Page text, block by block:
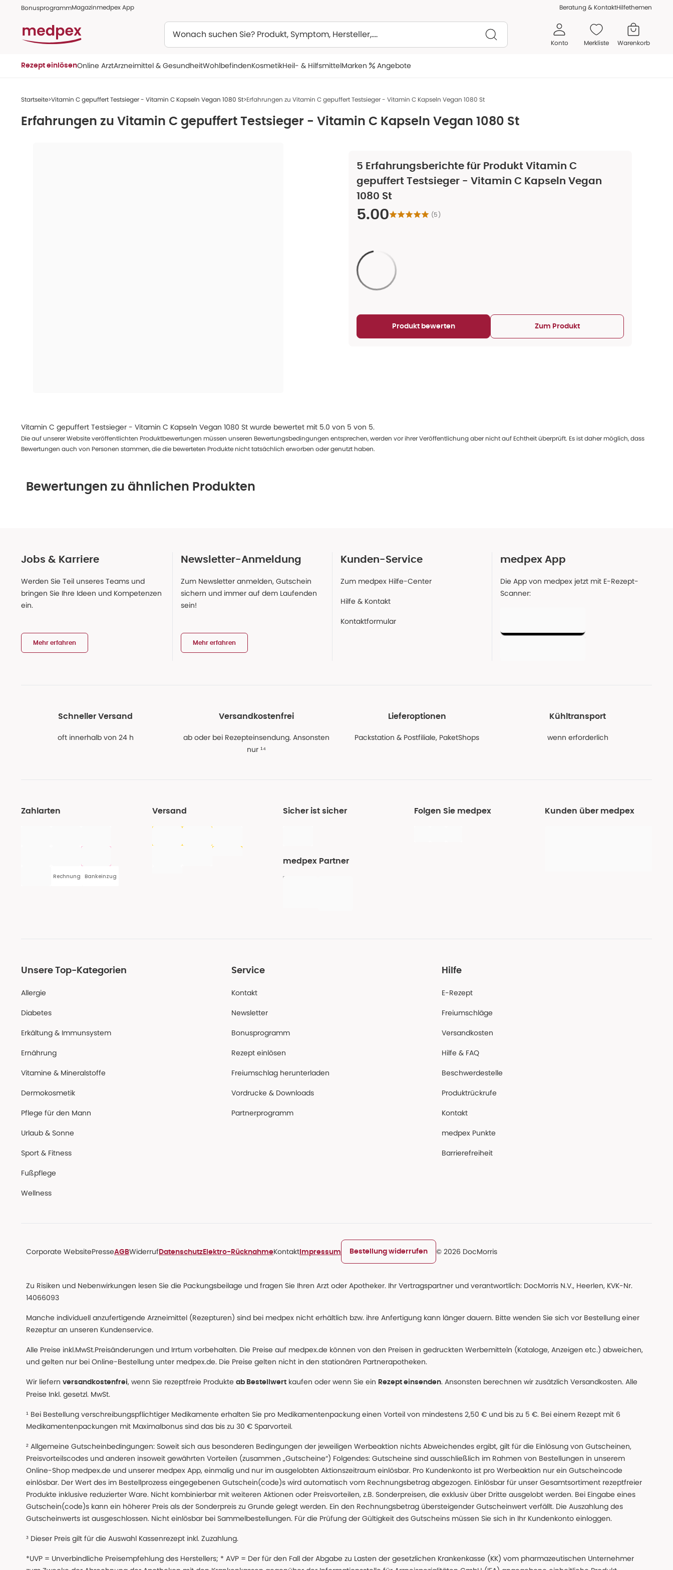
BonusprogrammMagazinmedpex App Beratung & KontaktHilfethemen
Konto Merkliste Warenkorb
Rezept einlösenOnline ArztArzneimittel & GesundheitWohlbefindenKosmetikHeil- & HilfsmittelMarken Angebote
Startseite Vitamin C gepuffert Testsieger - Vitamin C Kapseln Vegan 1080 St Erfahrungen zu Vitamin C gepuffert Testsieger - Vitamin C Kapseln Vegan 1080 St
Erfahrungen zu Vitamin C gepuffert Testsieger - Vitamin C Kapseln Vegan 1080 St
5 Erfahrungsberichte für Produkt Vitamin C
gepuffert Testsieger - Vitamin C Kapseln Vegan
1080 St
5.00 (5)
Aktualisieren...
Produkt bewerten Zum Produkt
Vitamin C gepuffert Testsieger - Vitamin C Kapseln Vegan 1080 St wurde bewertet mit 5.0 von 5 von 5.
Die auf unserer Website veröffentlichten Produktbewertungen müssen unseren Bewertungsbedingungen entsprechen, werden vor ihrer Veröffentlichung aber nicht auf Echtheit überprüft. Es ist daher möglich, dass
Bewertungen auch von Personen stammen, die die bewerteten Produkte nicht tatsächlich erworben oder genutzt haben.
Bewertungen zu ähnlichen Produkten
Jobs & Karriere
Werden Sie Teil unseres Teams und
bringen Sie Ihre Ideen und Kompetenzen
ein.
Mehr erfahren
Newsletter-Anmeldung
Zum Newsletter anmelden, Gutschein
sichern und immer auf dem Laufenden
sein!
Mehr erfahren
Kunden-Service
Zum medpex Hilfe-Center
Hilfe & Kontakt
Kontaktformular
medpex App
Die App von medpex jetzt mit E-Rezept-
Scanner:
Schneller Versand
oft innerhalb von 24 h
Versandkostenfrei
ab oder bei Rezepteinsendung. Ansonsten
nur ¹⁴
Lieferoptionen
Packstation & Postfiliale, PaketShops
Kühltransport
wenn erforderlich
Zahlarten
Rechnung Bankeinzug
Versand Sicher ist sicher
medpex Partner
Folgen Sie medpex Kunden über medpex
Unsere Top-Kategorien
Allergie
Diabetes
Erkältung & Immunsystem
Ernährung
Vitamine & Mineralstoffe
Dermokosmetik
Pflege für den Mann
Urlaub & Sonne
Sport & Fitness
Fußpflege
Wellness
Service
Kontakt
Newsletter
Bonusprogramm
Rezept einlösen
Freiumschlag herunterladen
Vordrucke & Downloads
Partnerprogramm
Hilfe
E-Rezept
Freiumschläge
Versandkosten
Hilfe & FAQ
Beschwerdestelle
Produktrückrufe
Kontakt
medpex Punkte
Barrierefreiheit
Corporate WebsitePresseAGBWiderruf Datenschutz Elektro-RücknahmeKontakt Impressum Bestellung widerrufen © 2026 DocMorris
Zu Risiken und Nebenwirkungen lesen Sie die Packungsbeilage und fragen Sie Ihren Arzt oder Apotheker. Ihr Vertragspartner und verantwortlich: DocMorris N.V., Heerlen, KVK-Nr.
14066093
Manche individuell anzufertigende Arzneimittel (Rezepturen) sind bei medpex nicht erhältlich bzw. ihre Anfertigung kann länger dauern. Bitte wenden Sie sich vor Bestellung einer
Rezeptur an unseren Kundenservice.
Alle Preise inkl.MwSt.Preisänderungen und Irrtum vorbehalten. Die Preise auf medpex.de können von den Preisen in gedruckten Werbemitteln (Kataloge, Anzeigen etc.) abweichen,
und gelten nur bei Online-Bestellung unter medpex.de. Die Preise gelten nicht in den stationären Partnerapotheken.
Wir liefern versandkostenfrei, wenn Sie rezeptfreie Produkte ab Bestellwert kaufen oder wenn Sie ein Rezept einsenden. Ansonsten berechnen wir zusätzlich Versandkosten. Alle
Preise Inkl. gesetzl. MwSt.
¹ Bei Bestellung verschreibungspflichtiger Medikamente erhalten Sie pro Medikamentenpackung einen Vorteil von mindestens 2,50 € und bis zu 5 €. Bei einem Rezept mit 6
Medikamentenpackungen mit Maximalbonus sind das bis zu 30 € Sparvorteil.
² Allgemeine Gutscheinbedingungen: Soweit sich aus besonderen Bedingungen der jeweiligen Werbeaktion nichts Abweichendes ergibt, gilt für die Einlösung von Gutscheinen,
Preisvorteilscodes und anderen insoweit gewährten Vorteilen (zusammen „Gutscheine“) Folgendes: Gutscheine sind ausschließlich im Rahmen von Bestellungen in unserem
Online-Shop medpex.de und unserer medpex App, einmalig und nur im ausgelobten Aktionszeitraum einlösbar. Pro Kundenkonto ist pro Werbeaktion nur ein Gutscheincode
einlösbar. Der Wert des im Bestellprozess eingegebenen Gutschein(code)s wird automatisch vom Rechnungsbetrag abgezogen. Einlösbar für unser Gesamtsortiment rezeptfreier
Produkte inklusive reduzierter Ware. Nicht kombinierbar mit weiteren Aktionen oder Preisvorteilen, z.B. Sonderpreisen, die exklusiv über Dritte ausgelobt werden. Bei Eingabe eines
Gutschein(code)s kann ein höherer Preis als der Sonderpreis zu Grunde gelegt werden. Ein den Rechnungsbetrag übersteigender Gutscheinwert verfällt. Die Auszahlung des
Gutscheinwerts ist ausgeschlossen. Nicht einlösbar bei Sammelbestellungen. Für die Prüfung der Gültigkeit des Gutscheins müssen Sie sich in Ihr Kundenkonto einloggen.
³ Dieser Preis gilt für die Auswahl Kassenrezept inkl. Zuzahlung.
*UVP = Unverbindliche Preisempfehlung des Herstellers; * AVP = Der für den Fall der Abgabe zu Lasten der gesetzlichen Krankenkasse (KK) vom pharmazeutischen Unternehmer